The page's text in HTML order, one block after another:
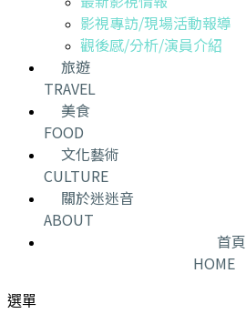
影視專訪/現場活動報導
觀後感/分析/演員介紹
旅遊
TRAVEL
美食
FOOD
文化藝術
CULTURE
關於迷迷音
ABOUT
首頁
HOME
選單